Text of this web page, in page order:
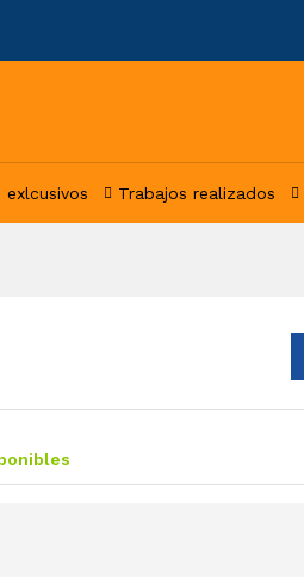
exlcusivos Trabajos realizados